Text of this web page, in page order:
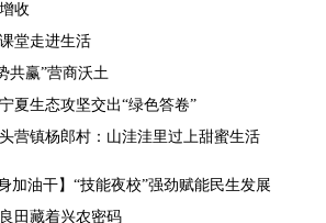
收
堂走进生活
共赢”营商沃土
夏生态攻坚交出“绿色答卷”
营镇杨郎村：山洼洼里过上甜蜜生活
加油干】“技能夜校”强劲赋能民生发展
田藏着兴农密码